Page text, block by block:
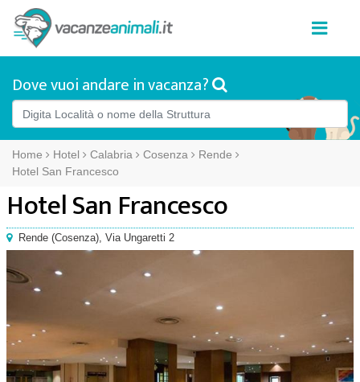
Dove vuoi andare in vacanza?
Home Hotel Calabria Cosenza
Rende
Hotel San Francesco
Hotel San Francesco
Rende (Cosenza), Via Ungaretti 2